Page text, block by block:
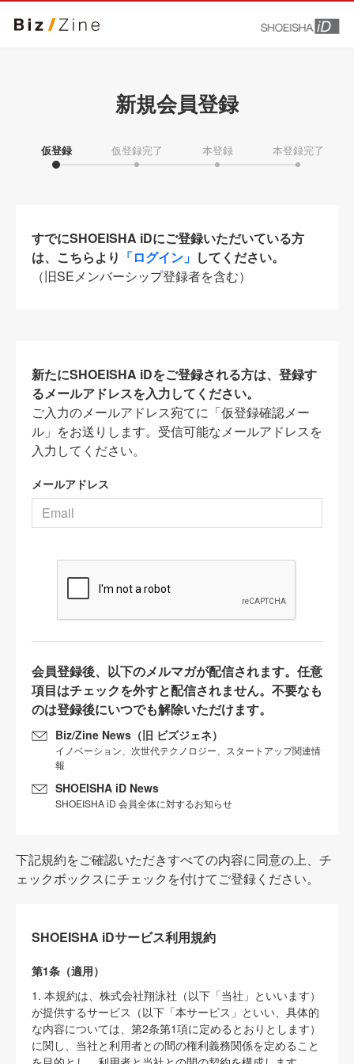
新規会員登録
仮登録 仮登録完了 本登録 本登録完了
すでにSHOEISHA iDにご登録いただいている方
は、こちらより 「ログイン」 してください。
（旧SEメンバーシップ登録者を含む）
新たにSHOEISHA iDをご登録される方は、登録す
るメールアドレスを入力してください。
ご入力のメールアドレス宛てに「仮登録確認メー
ル」をお送りします。受信可能なメールアドレスを
入力してください。
メールアドレス
会員登録後、以下のメルマガが配信されます。任意
項目はチェックを外すと配信されません。不要なも
のは登録後にいつでも解除いただけます。
Biz/Zine News（旧 ビズジェネ）
イノベーション、次世代テクノロジー、スタートアップ関連情
報
SHOEISHA iD News
SHOEISHA iD 会員全体に対するお知らせ
下記規約をご確認いただきすべての内容に同意の上、チ
ェックボックスにチェックを付けてご登録ください。
SHOEISHA iDサービス利用規約
第1条（適用）
1. 本規約は、株式会社翔泳社（以下「当社」といいます）
が提供するサービス（以下「本サービス」といい、具体的
な内容については、第2条第1項に定めるとおりとします）
に関し、当社と利用者との間の権利義務関係を定めること